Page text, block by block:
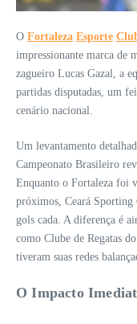
O Fortaleza Esporte
impressionante marca de
zagueiro Lucas Gazal, a
partidas disputadas, um
cenário nacional.
Um levantamento
Campeonato Brasileiro
Enquanto o Fortaleza foi
próximos, Ceará Sporting
gols cada. A diferença é
como Clube de Regatas
tiveram suas redes
O Impacto